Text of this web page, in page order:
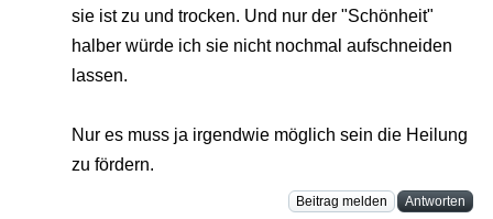
sie ist zu und trocken. Und nur der "Schönheit"
halber würde ich sie nicht nochmal aufschneiden
lassen.
Nur es muss ja irgendwie möglich sein die Heilung
zu fördern.
Beitrag melden Antworten